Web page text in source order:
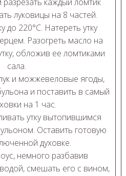
луковицы на 8 частей.
до 220°С. Натереть утку
Разогреть масло на
обложив ее ломтиками
сала.
и можжевеловые ягоды,
и поставить в самый
на 1 час.
утку вытопившимся
Оставить готовую
духовке.
немного разбавив
смешать его с вином,